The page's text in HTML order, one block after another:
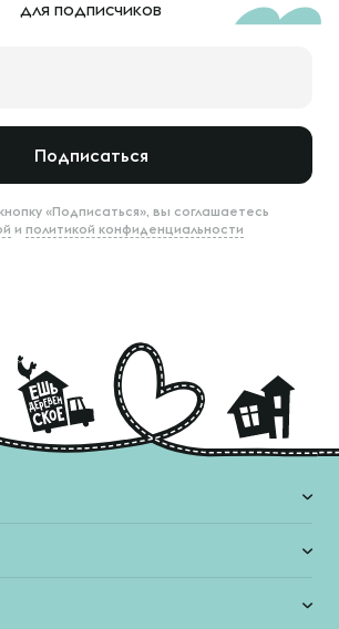
для подписчиков
Подписаться
«Подписаться», вы соглашаетесь
и политикой конфиденциальности